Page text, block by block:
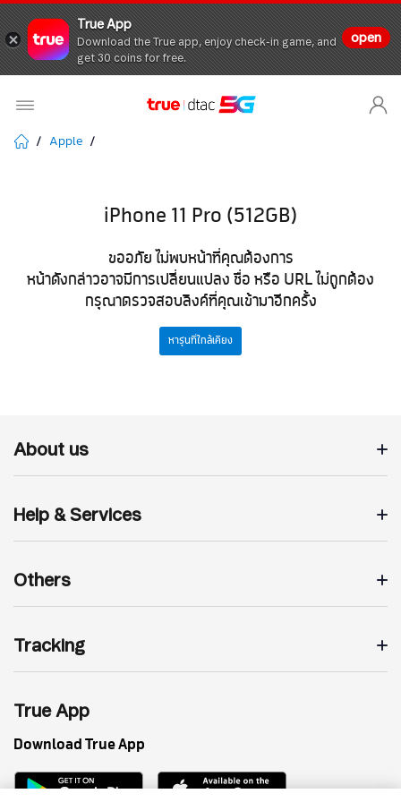
True App
Download the True app, enjoy check-in game, and
get 30 coins for free.
open
Apple
iPhone 11 Pro (512GB)
ขออภัย ไม่พบหน้าที่คุณต้องการ
หน้าดังกล่าวอาจมีการเปลี่ยนแปลง ชื่อ หรือ URL ไม่ถูกต้อง
กรุณาตรวจสอบลิงค์ที่คุณเข้ามาอีกครั้ง
หารุ่นที่ใกล้เคียง
About us
Help & Services
Others
Tracking
True App
Download True App